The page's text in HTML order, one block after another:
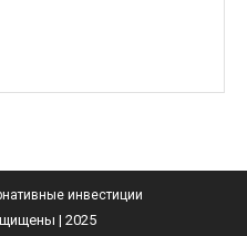
инвестиции
| 2025